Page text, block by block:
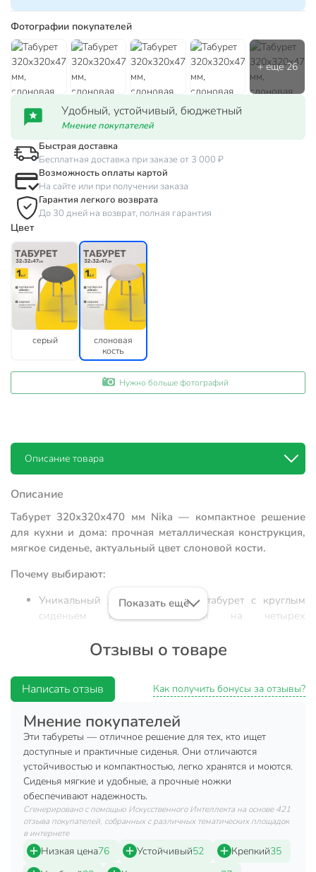
Фотографии покупателей
Удобный, устойчивый, бюджетный
Мнение покупателей
Быстрая доставка
Бесплатная доставка при заказе от 3 000 ₽
Возможность оплаты картой
На сайте или при получении заказа
Гарантия легкого возврата
До 30 дней на возврат, полная гарантия
Цвет
серый
слоновая
кость
Нужно больше фотографий
Описание товара
Описание
Табурет 320х320х470 мм Nika — компактное решение
для кухни и дома: прочная металлическая конструкция,
мягкое сиденье, актуальный цвет слоновой кости.
Почему выбирают:
Уникальный дизайн: стильный табурет с круглым
сиденьем из винилискожи на четырех
любой современный интерьер.
оптимальные размеры (320х320х470 мм), мягкое
сиденье для длительного использования.
Универсальность: подходит для кухни, дачи,
гостиной, а также в качестве практичного подарка
или дополнительного места для гостей.
Табурет Nika 320х320х470 мм — это удачный выбор для
тех, кто ищет недорогой, но долговечный табурет на
металлическом каркасе. Благодаря мягкому круглому
сиденью из износостойкой винилискожи и прочным
болтовым соединениям табурет обеспечивает стабильность
и комфорт даже при ежедневном использовании. Часто
Показать ещё
Отзывы о товаре
Написать отзыв Как получить бонусы за отзывы?
Мнение покупателей
Эти табуреты — отличное решение для тех, кто ищет
доступные и практичные сиденья. Они отличаются
устойчивостью и компактностью, легко хранятся и моются.
Сиденья мягкие и удобные, а прочные ножки
обеспечивают надежность.
Сгенерировано с помощью Искусственного Интеллекта на основе 421
отзыва покупателей, собранных с различных тематических площадок
в интернете
Низкая цена76 Устойчивый52 Крепкий35